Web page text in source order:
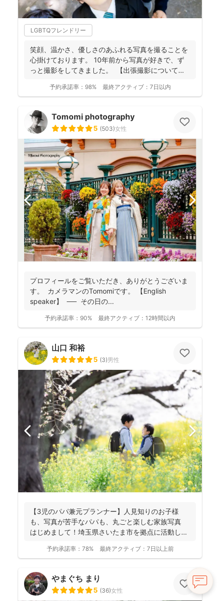
LGBTQフレンドリー
笑顔、温かさ、優しさのあふれる写真を撮ることを
心掛けております。 10年前から写真が好きで、ず
っと撮影をしてきました。 【出張撮影について】
予約承諾率： 98% 最終アクティブ： 7日以内
Tomomi photography
5 (503)女性
プロフィールをご覧いただき、ありがとうございま
す。 カメラマンのTomomiです。 【English
speaker】 ── その日の...
予約承諾率： 90% 最終アクティブ： 12時間以内
山口 和裕
5 (3)男性
【3児のパパ兼元プランナー】人見知りのお子様
も、写真が苦手なパパも、丸ごと楽しむ家族写真
はじめまして！埼玉県さいたま市を拠点に活動して
予約承諾率： 78% 最終アクティブ： 7日以上前
やまぐち まり
5 (36)女性